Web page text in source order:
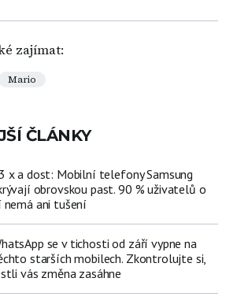
zajímat:
Mario
ČLÁNKY
x a dost: Mobilní telefony Samsung
obrovskou past. 90 % uživatelů o
nemá ani tušení
se v tichosti od září vypne na
starších mobilech. Zkontrolujte si,
vás změna zasáhne